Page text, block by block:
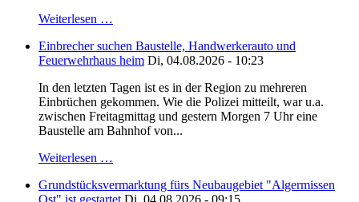
Weiterlesen …
Einbrecher suchen Baustelle, Handwerkerauto und
Feuerwehrhaus heim Di, 04.08.2026 - 10:23
In den letzten Tagen ist es in der Region zu mehreren
Einbrüchen gekommen. Wie die Polizei mitteilt, war u.a.
zwischen Freitagmittag und gestern Morgen 7 Uhr eine
Baustelle am Bahnhof von...
Weiterlesen …
Grundstücksvermarktung fürs Neubaugebiet "Algermissen